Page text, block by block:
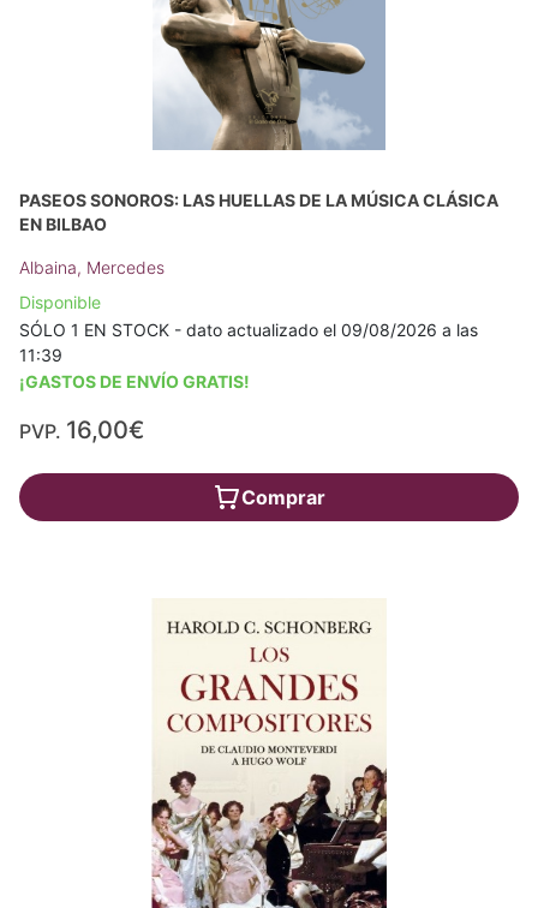
PASEOS SONOROS: LAS HUELLAS DE LA MÚSICA CLÁSICA
EN BILBAO
Albaina, Mercedes
Disponible
SÓLO 1 EN STOCK - dato actualizado el 09/08/2026 a las
11:39
¡GASTOS DE ENVÍO GRATIS!
PVP. 16,00€
Comprar